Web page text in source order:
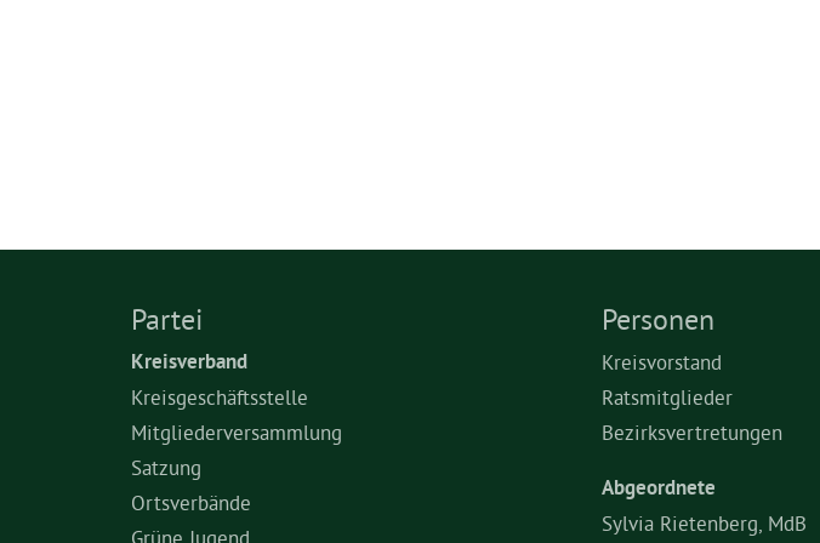
Partei
Kreisverband
Kreisgeschäftsstelle
Mitgliederversammlung
Satzung
Ortsverbände
Grüne Jugend
Personen
Kreisvorstand
Ratsmitglieder
Bezirksvertretungen
Abgeordnete
Sylvia Rietenberg, MdB